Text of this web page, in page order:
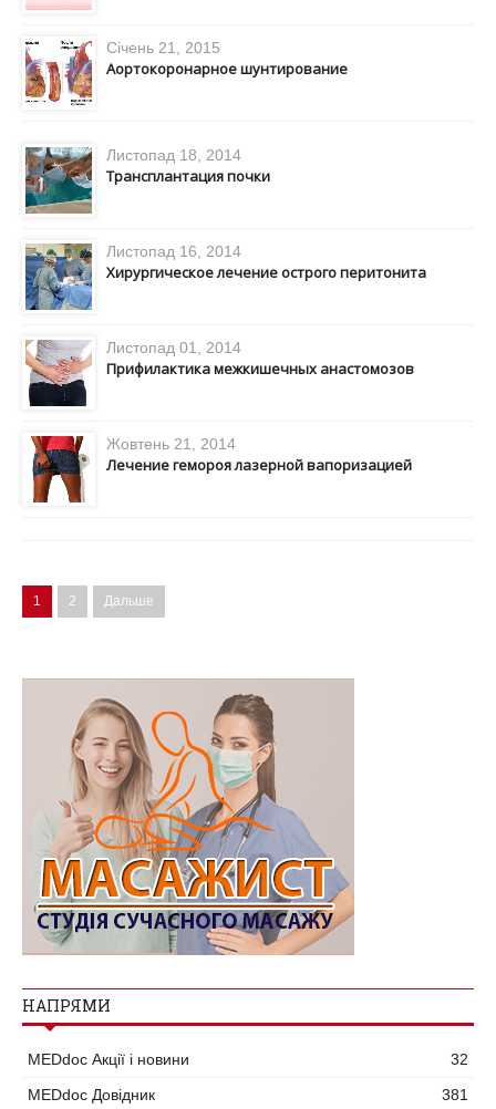
Січень 21, 2015
Аортокоронарное шунтирование
Листопад 18, 2014
Трансплантация почки
Листопад 16, 2014
Хирургическое лечение острого перитонита
Листопад 01, 2014
Прифилактика межкишечных анастомозов
Жовтень 21, 2014
Лечение гемороя лазерной вапоризацией
1 2 Дальше
НАПРЯМИ
MEDdoc Акції і новини
32
MEDdoc Довідник
381